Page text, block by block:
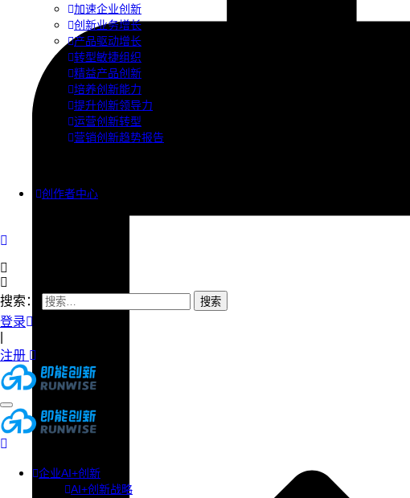
加速企业创新
创新业务增长
产品驱动增长
转型敏捷组织
精益产品创新
培养创新能力
提升创新领导力
运营创新转型
营销创新趋势报告
创作者中心
搜索：
登录
注册
企业AI+创新
AI+创新战略